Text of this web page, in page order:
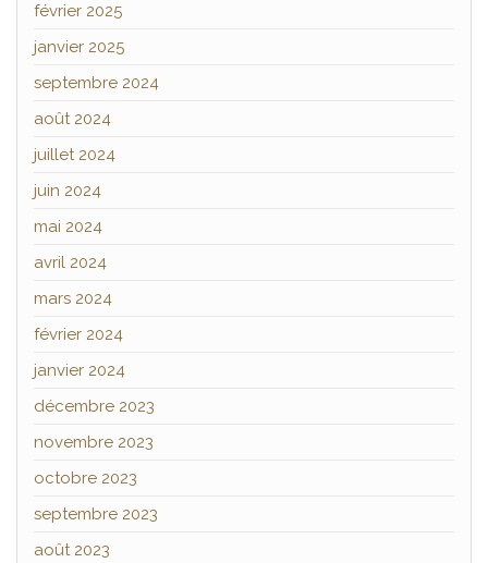
février 2025
janvier 2025
septembre 2024
août 2024
juillet 2024
juin 2024
mai 2024
avril 2024
mars 2024
février 2024
janvier 2024
décembre 2023
novembre 2023
octobre 2023
septembre 2023
août 2023